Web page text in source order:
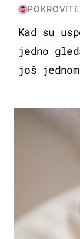
Kad su
jedno
još
MODA &